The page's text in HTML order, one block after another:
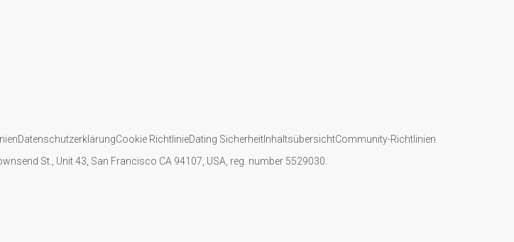
DatenschutzerklärungCookie RichtlinieDating SicherheitInhaltsübersichtCommunity-Richtlinien
St., Unit 43, San Francisco CA 94107, USA, reg. number 5529030.